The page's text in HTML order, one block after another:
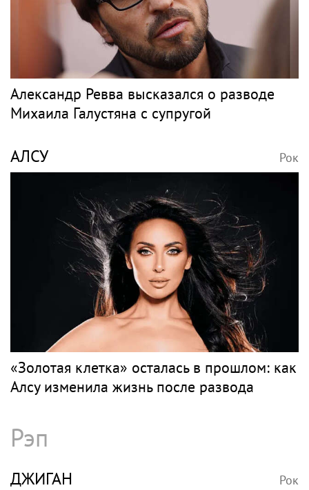
Александр Ревва высказался о разводе
Михаила Галустяна с супругой
АЛСУ Рок
«Золотая клетка» осталась в прошлом: как
Алсу изменила жизнь после развода
Рэп
ДЖИГАН Рок